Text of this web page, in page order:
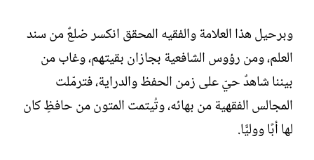
وبرحيل هذا العلامة والفقيه المحقق انكسر ضلعٌ من سند
العلم، ومن رؤوس الشافعية بجازان بقيتهم، وغاب من
بيننا شاهدٌ حيّ على زمن الحفظ والدراية، فترمّلت
المجالس الفقهية من بهائه، وتُيتمت المتون من حافظٍ كان
لها أبًا ووليًّا.